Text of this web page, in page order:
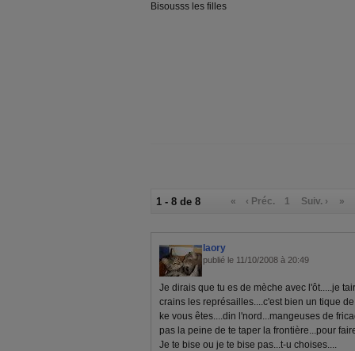
Bisousss les filles
1 - 8 de 8 « ‹ Préc. 1 Suiv. › »
laory
publié le 11/10/2008 à 20:49
Je dirais que tu es de mèche avec l'ôt.....je
crains les représailles....c'est bien un tique
ke vous êtes....din l'nord...mangeuses de
pas la peine de te taper la frontière...pour
Je te bise ou je te bise pas...t-u choises....